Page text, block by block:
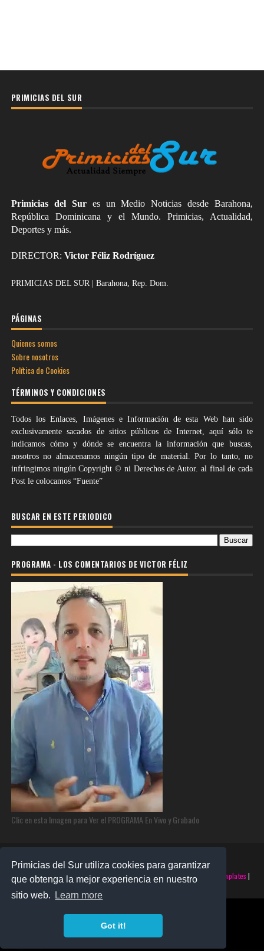
Primicias del Sur utiliza cookies para garantizar
que obtenga la mejor experiencia en nuestro
sitio web.
Learn more
Got it!
PRIMICIAS DEL SUR
Primicias del Sures un Medio Noticias desde Barahona,
República Dominicana y el Mundo. Primicias, Actualidad,
Deportes y más.
DIRECTOR: Victor Féliz Rodríguez
PRIMICIAS DEL SUR | Barahona, Rep. Dom.
PÁGINAS
Quienes somos
Sobre nosotros
Política de Cookies
TÉRMINOS Y CONDICIONES
Todos los Enlaces, Imágenes e Información de esta Web han sido
exclusivamente sacados de sitios públicos de Internet, aquí sólo te
indicamos cómo y dónde se encuentra la información que buscas,
nosotros no almacenamos ningún tipo de material. Por lo tanto, no
infringimos ningún Copyright © ni Derechos de Autor. al final de cada
Post le colocamos “Fuente”
BUSCAR EN ESTE PERIODICO
PROGRAMA - LOS COMENTARIOS DE VICTOR FÉLIZ
Clic en esta Imagen para Ver el PROGRAMA En Vivo y Grabado
©2025 PRIMICIAS DEL SUR | Derechos Reservados | Creado con SoraTemplates |
Realizado porSANTO MONTERO